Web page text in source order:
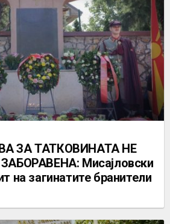
ЗА ТАТКОВИНАТА НЕ
Мисајловски
на загинатите бранители